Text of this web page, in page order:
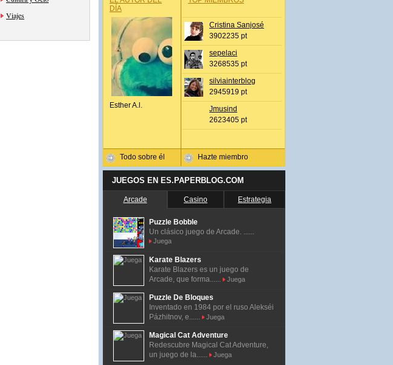
Viajes
DÍA
Esther A.l.
Todo sobre él
Cristina Sanjosé
3902235 pt
sepelaci
3268535 pt
silviainterblog
2945919 pt
Jmusind
2623405 pt
Hazte miembro
JUEGOS EN ES.PAPERBLOG.COM
Arcade Casino Estrategia
Puzzle Bobble
Un clásico juego de Arcade. ......
Juega
Karate Blazers
Karate Blazers es un juego de
Arcade, que forma......
Juega
Puzzle De Bloques
Inventado en 1984 por el ruso Alekséi
Pázhitnov, e......
Juega
Magical Cat Adventure
Redescubre Magical Cat Adventure,
un juego de la......
Juega